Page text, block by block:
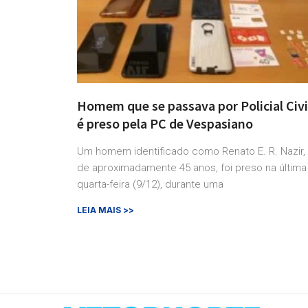
Homem que se passava por Policial
é preso pela PC de Vespasiano
Um homem identificado como Renato E. R. Nazir,
de aproximadamente 45 anos, foi preso na última
quarta-feira (9/12), durante uma
LEIA MAIS >>